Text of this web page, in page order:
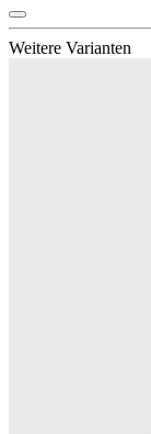
Weitere Varianten